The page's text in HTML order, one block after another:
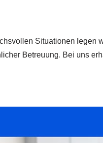
Situationen legen
Betreuung. Bei uns